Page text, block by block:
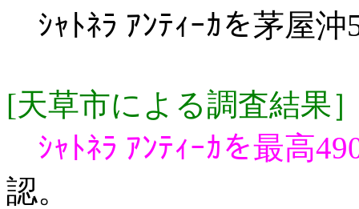
ｼｬﾄﾈﾗ ｱﾝﾃｨｰｶを茅屋沖
[天草市による調査結果
ｼｬﾄﾈﾗ ｱﾝﾃｨｰｶを最高
認。